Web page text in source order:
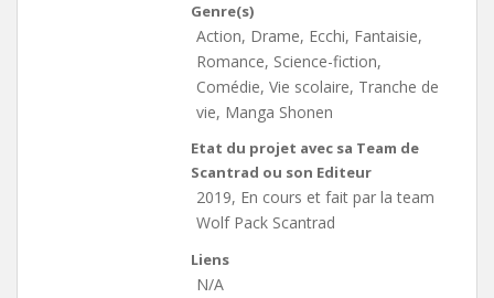
Genre(s)
Action, Drame, Ecchi, Fantaisie,
Romance, Science-fiction,
Comédie, Vie scolaire, Tranche de
vie, Manga Shonen
Etat du projet avec sa Team de
Scantrad ou son Editeur
2019, En cours et fait par la team
Wolf Pack Scantrad
Liens
N/A